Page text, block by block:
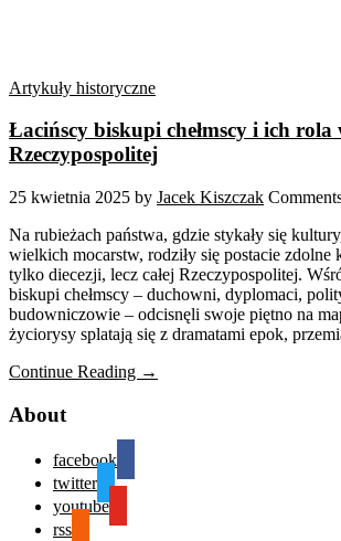
Artykuły historyczne
Łacińscy biskupi chełmscy i ich rola
Rzeczypospolitej
25 kwietnia 2025 by Jacek Kiszczak
Na rubieżach państwa, gdzie stykały się
wielkich mocarstw, rodziły się postacie zdolne
tylko diecezji, lecz całej Rzeczypospolitej.
biskupi chełmscy – duchowni, dyplomaci,
budowniczowie – odcisnęli swoje piętno na
życiorysy splatają się z dramatami epok,
Continue Reading →
About
facebook
twitter
youtube
rss